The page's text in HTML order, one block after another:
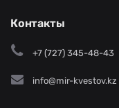
Контакты
+7 (727) 345-48-43
info@mir-kvestov.kz